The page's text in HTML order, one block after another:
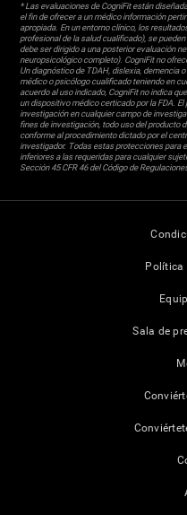
* Las evaluaciones de CogniFit están
el fin de ofrecer a un médico información
apropiada. En un entorno clínico, los
profesional de la salud cualificado), se
debe ser dirigido a una posterior evaluación
neuropsicológico completo). CogniFit no
Un diagnóstico de TDAH, dislexia, demencia
médico o psicólogo cualificado teniendo en
acuerdo al uso indicado, CogniFit no indica
un dispositivo médico certicado por la FDA.
investigación en cualquier campo de
fines de investigación, todo uso del producto
conforme al procedimiento dictado por el
investigador. Todas estas protecciones para
inferiores a las requeridas para cualquier
Sección 45 CFR 46 del Código de
Política
Sala de